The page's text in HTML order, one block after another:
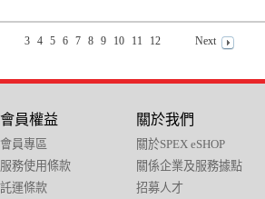
3 4 5 6 7 8 9 10 11 12 Next
會員權益
會員專區
服務使用條款
託運條款
關於我們
關於SPEX eSHOP
關係企業及服務據點
招募人才